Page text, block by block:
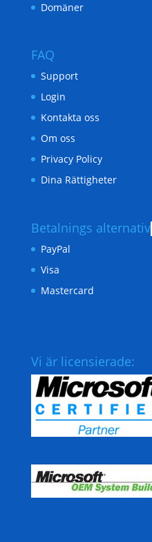
Domäner
FAQ
Support
Login
Kontakta oss
Om oss
Privacy Policy
Dina Rättigheter
Betalnings alternativ
PayPal
Visa
Mastercard
Vi är licensierade: